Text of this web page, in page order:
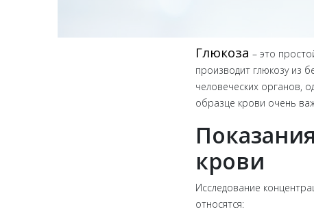
Глюкоза – это
производит глюкозу из
человеческих органов,
образце крови очень
крови
Исследование
относятся: